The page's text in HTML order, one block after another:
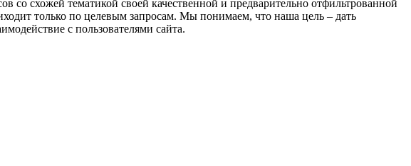
со схожей тематикой своей качественной и предварительно отфильтрованной
только по целевым запросам. Мы понимаем, что наша цель – дать
с пользователями сайта.